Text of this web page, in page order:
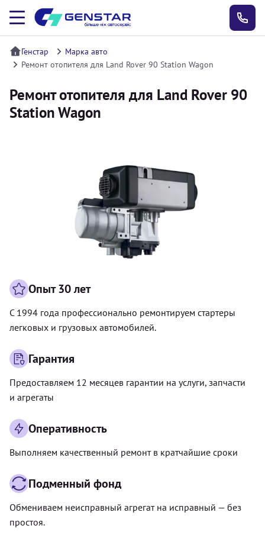
Генстар
Марка авто
Ремонт отопителя для Land Rover 90 Station Wagon
Ремонт отопителя для Land Rover 90
Station Wagon
Опыт 30 лет
С 1994 года профессионально ремонтируем стартеры
легковых и грузовых автомобилей.
Гарантия
Предоставляем 12 месяцев гарантии на услуги, запчасти
и агрегаты
Оперативность
Выполняем качественный ремонт в кратчайшие сроки
Подменный фонд
Обмениваем неисправный агрегат на исправный — без
простоя.